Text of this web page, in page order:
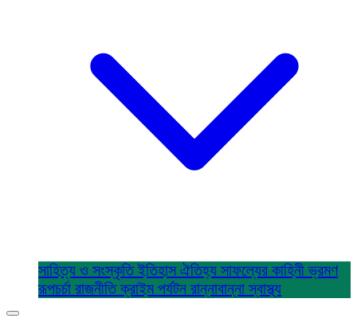
সাহিত্য ও সংস্কৃতিইতিহাস ঐতিহ্য সাফল্যের কাহিনীভ্রমণ
রূপচর্চা রাজনীতিক্রাইম পর্যটন রান্নাবান্নাস্বাস্থ্য